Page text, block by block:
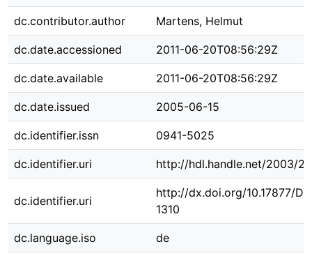
dc.contributor.author Martens, Helmut
dc.date.accessioned 2011-06-20T08:56:29Z
dc.date.available 2011-06-20T08:56:29Z
dc.date.issued 2005-06-15
dc.identifier.issn 0941-5025
dc.identifier.uri http://hdl.handle.net/2003/
dc.identifier.uri
http://dx.doi.org/10.17877/
1310
dc.language.iso de